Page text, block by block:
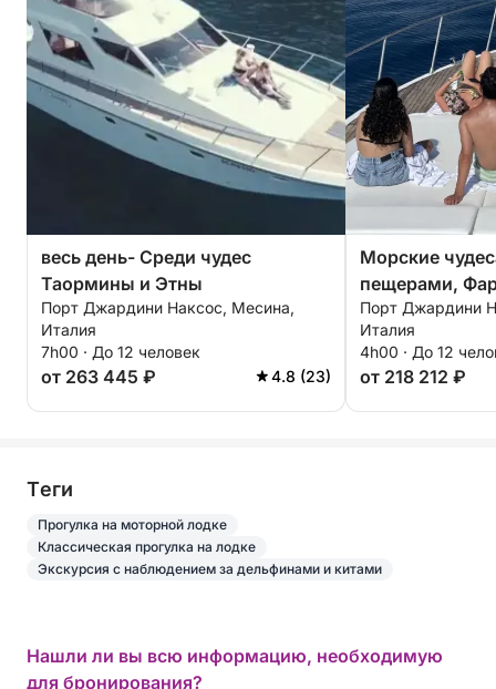
весь день- Среди чудес
Таормины и Этны
Порт Джардини Наксос, Месина,
Италия
7h00 · До 12 человек
от 263 445 ₽ 4.8 (23)
Морские
пещерами,
Порт Джардини
Италия
4h00 · До 12
от 218 212 ₽
Tеги
Прогулка на моторной лодке
Классическая прогулка на лодке
Экскурсия с наблюдением за дельфинами и китами
Нашли ли вы всю информацию, необходимую
для бронирования?